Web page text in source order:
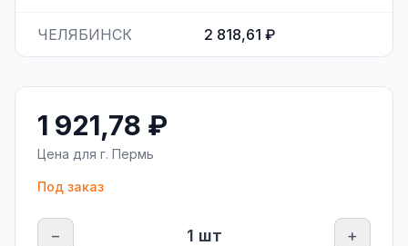
ЧЕЛЯБИНСК 2 818,61 ₽
1 921,78 ₽
Цена для г. Пермь
Под заказ
− 1 шт +